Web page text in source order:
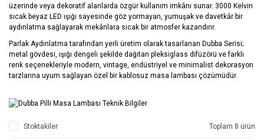
üzerinde veya dekoratif alanlarda özgür kullanım imkânı sunar. 3000 Kelvin
sıcak beyaz LED ışığı sayesinde göz yormayan, yumuşak ve davetkâr bir
aydınlatma sağlayarak mekânlara sıcak bir atmosfer kazandırır.
Parlak Aydınlatma tarafından yerli üretim olarak tasarlanan Dubba Serisi;
metal gövdesi, ışığı dengeli şekilde dağıtan pleksiglass difüzörü ve farklı
renk seçenekleriyle modern, vintage, endüstriyel ve minimalist dekorasyon
tarzlarına uyum sağlayan özel bir kablosuz masa lambası çözümüdür.
Stoktakiler Toplam 8 ürün